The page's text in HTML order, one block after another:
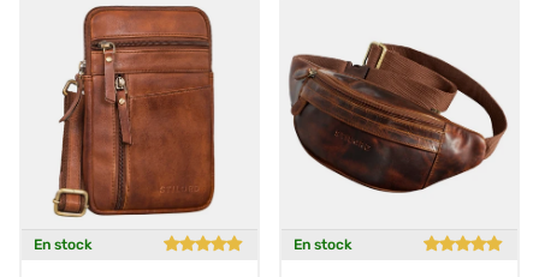
En stock En stock